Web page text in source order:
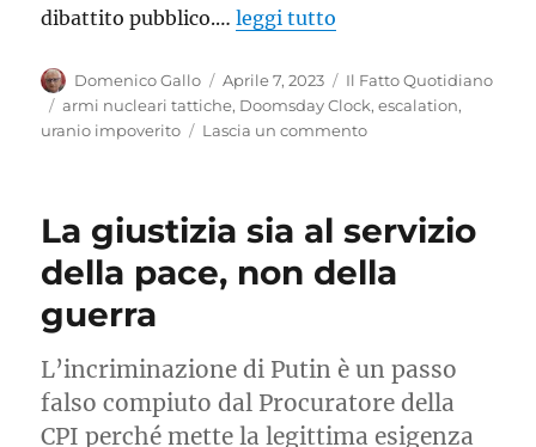
dibattito pubblico.…leggi tutto
Autore
Domenico Gallo
Pubblicato
il
Aprile 7, 2023 Categorie
Il Fatto Quotidiano
Tag
armi nucleari tattiche, Doomsday Clock,escalation,
uranio impoverito
Lascia un commentosu
La giustizia sia al servizio
della pace, non della
guerra
L’incriminazione di Putin è un passo
falso compiuto dal Procuratore della
CPI perché mette la legittima esigenza